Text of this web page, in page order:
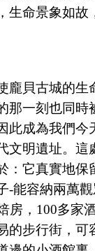
生命景象如故
龐貝古城的生
那一刻也同時
此成為我們今
文明遺址。這
：它真實地保
-能容納兩萬
房，100多家
的步行街，可